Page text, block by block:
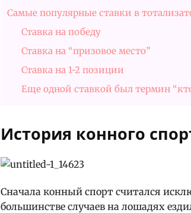
Самые популярные ставки в
Ставка на победу
Ставка на “призовое место”
Ставка на 1-2 позиции
Еще одной ставкой был термин
История конного
Сначала конный спорт считался
большинстве случаев на лошадях